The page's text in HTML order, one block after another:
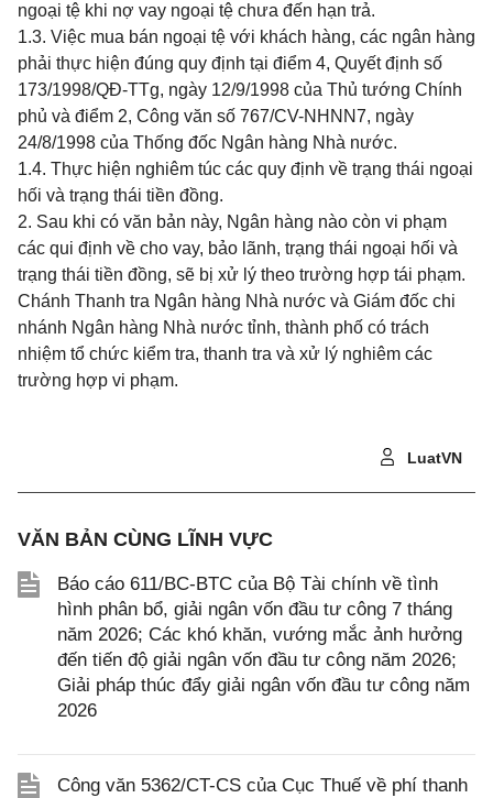
ngoại tệ khi nợ vay ngoại tệ chưa đến hạn trả.
1.3. Việc mua bán ngoại tệ với khách hàng, các ngân hàng
phải thực hiện đúng quy định tại điểm 4, Quyết định số
173/1998/QĐ-TTg, ngày 12/9/1998 của Thủ tướng Chính
phủ và điểm 2, Công văn số 767/CV-NHNN7, ngày
24/8/1998 của Thống đốc Ngân hàng Nhà nước.
1.4. Thực hiện nghiêm túc các quy định về trạng thái ngoại
hối và trạng thái tiền đồng.
2. Sau khi có văn bản này, Ngân hàng nào còn vi phạm
các qui định về cho vay, bảo lãnh, trạng thái ngoại hối và
trạng thái tiền đồng, sẽ bị xử lý theo trường hợp tái phạm.
Chánh Thanh tra Ngân hàng Nhà nước và Giám đốc chi
nhánh Ngân hàng Nhà nước tỉnh, thành phố có trách
nhiệm tổ chức kiểm tra, thanh tra và xử lý nghiêm các
trường hợp vi phạm.
LuatVN
VĂN BẢN CÙNG LĨNH VỰC
Báo cáo 611/BC-BTC của Bộ Tài chính về tình
hình phân bổ, giải ngân vốn đầu tư công 7 tháng
năm 2026; Các khó khăn, vướng mắc ảnh hưởng
đến tiến độ giải ngân vốn đầu tư công năm 2026;
Giải pháp thúc đẩy giải ngân vốn đầu tư công năm
2026
Công văn 5362/CT-CS của Cục Thuế về phí thanh